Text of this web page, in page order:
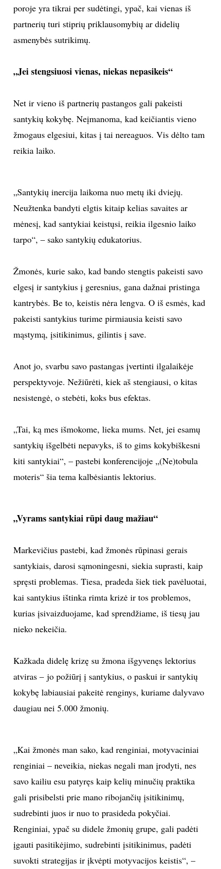
poroje yra tikrai per sudėtingi, ypač, kai vienas iš
partnerių turi stiprių priklausomybių ar didelių
asmenybės sutrikimų.
„Jei stengsiuosi vienas, niekas nepasikeis“
Net ir vieno iš partnerių pastangos gali pakeisti
santykių kokybę. Neįmanoma, kad keičiantis vieno
žmogaus elgesiui, kitas į tai nereaguos. Vis dėlto tam
reikia laiko.
„Santykių inercija laikoma nuo metų iki dviejų.
Neužtenka bandyti elgtis kitaip kelias savaites ar
mėnesį, kad santykiai keistųsi, reikia ilgesnio laiko
tarpo“, – sako santykių edukatorius.
Žmonės, kurie sako, kad bando stengtis pakeisti savo
elgesį ir santykius į geresnius, gana dažnai pristinga
kantrybės. Be to, keistis nėra lengva. O iš esmės, kad
pakeisti santykius turime pirmiausia keisti savo
mąstymą, įsitikinimus, gilintis į save.
Anot jo, svarbu savo pastangas įvertinti ilgalaikėje
perspektyvoje. Nežiūrėti, kiek aš stengiausi, o kitas
nesistengė, o stebėti, koks bus efektas.
„Tai, ką mes išmokome, lieka mums. Net, jei esamų
santykių išgelbėti nepavyks, iš to gims kokybiškesni
kiti santykiai“, – pastebi konferencijoje „(Ne)tobula
moteris“ šia tema kalbėsiantis lektorius.
„Vyrams santykiai rūpi daug mažiau“
Markevičius pastebi, kad žmonės rūpinasi gerais
santykiais, darosi sąmoningesni, siekia suprasti, kaip
spręsti problemas. Tiesa, pradeda šiek tiek pavėluotai,
kai santykius ištinka rimta krizė ir tos problemos,
kurias įsivaizduojame, kad sprendžiame, iš tiesų jau
nieko nekeičia.
Kažkada didelę krizę su žmona išgyvenęs lektorius
atviras – jo požiūrį į santykius, o paskui ir santykių
kokybę labiausiai pakeitė renginys, kuriame dalyvavo
daugiau nei 5.000 žmonių.
„Kai žmonės man sako, kad renginiai, motyvaciniai
renginiai – neveikia, niekas negali man įrodyti, nes
savo kailiu esu patyręs kaip kelių minučių praktika
gali prisibelsti prie mano ribojančių įsitikinimų,
sudrebinti juos ir nuo to prasideda pokyčiai.
Renginiai, ypač su didele žmonių grupe, gali padėti
įgauti pasitikėjimo, sudrebinti įsitikinimus, padėti
suvokti strategijas ir įkvėpti motyvacijos keistis“, –